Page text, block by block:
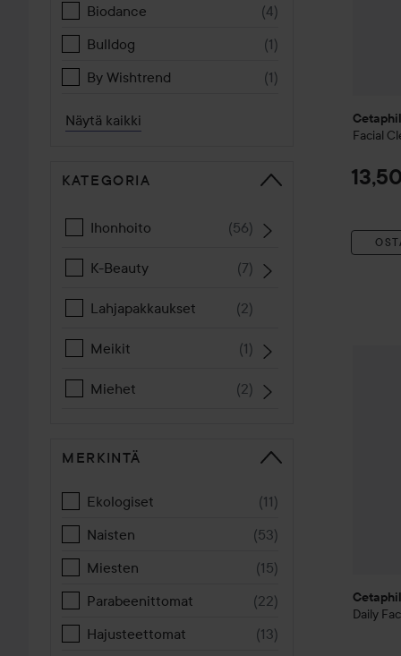
Biodance
(4)
Bulldog
(1)
By Wishtrend
(1)
Näytä kaikki
KATEGORIA
Ihonhoito (56)
K-Beauty (7)
Lahjapakkaukset (2)
Meikit (1)
Miehet (2)
MERKINTÄ
Ekologiset (11)
Naisten
(53)
Miesten
(15)
Parabeenittomat
(22)
Hajusteettomat
(13)
Cetaphil
Facial
Cetaphil
Daily